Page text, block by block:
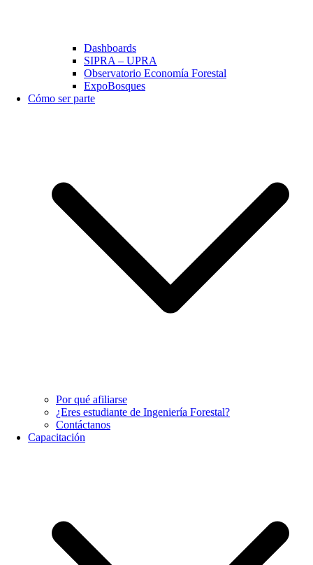
Dashboards
SIPRA – UPRA
Observatorio Economía Forestal
ExpoBosques
Cómo ser parte
Por qué afiliarse
¿Eres estudiante de Ingeniería Forestal?
Contáctanos
Capacitación